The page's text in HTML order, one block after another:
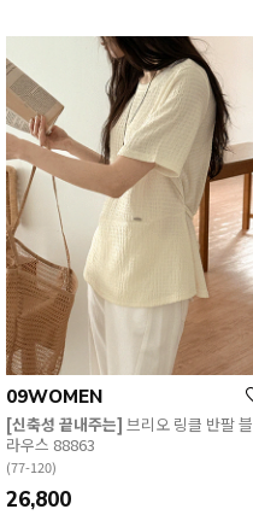
09WOMEN
[신축성 끝내주는] 브리오 링클 반팔 블
라우스 88863
(77-120)
26,800